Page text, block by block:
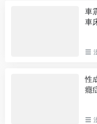
車
車
性
癮